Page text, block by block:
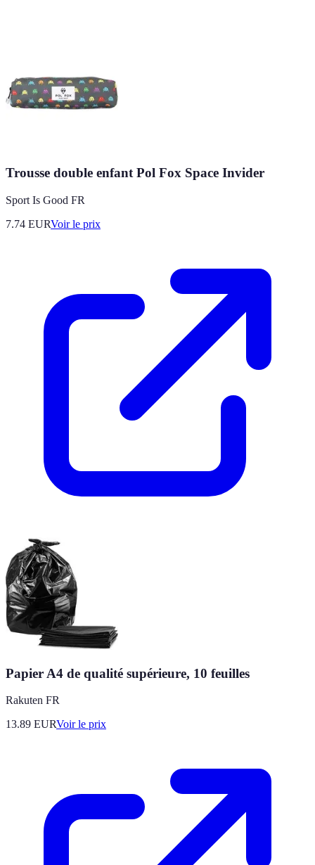
Trousse double enfant Pol Fox Space Invider
Sport Is Good FR
7.74 EURVoir le prix
Papier A4 de qualité supérieure, 10 feuilles
Rakuten FR
13.89 EURVoir le prix